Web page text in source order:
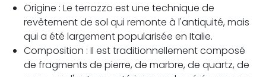
Origine : Le terrazzo est une technique de
revêtement de sol qui remonte à l'antiquité, mais
qui a été largement popularisée en Italie.
Composition : Il est traditionnellement composé
de fragments de pierre, de marbre, de quartz, de